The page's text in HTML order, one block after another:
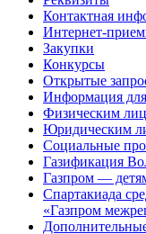
Контактная
Интернет-
Закупки
Конкурсы
Открытые
Информация
Физическим
Юридическим
Социальные
Газификация
Газпром —
Спартакиада
«Газпром